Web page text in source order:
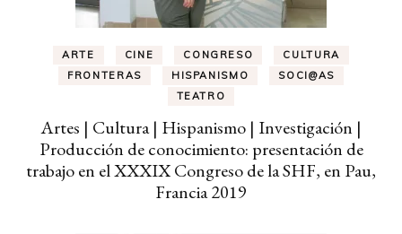
ARTE CINE CONGRESO
CULTURA
FRONTERAS
HISPANISMO
SOCI@AS
TEATRO
Artes | Cultura | Hispanismo | Investigación |
Producción de conocimiento: presentación de
trabajo en el XXXIX Congreso de la SHF, en Pau,
Francia 2019